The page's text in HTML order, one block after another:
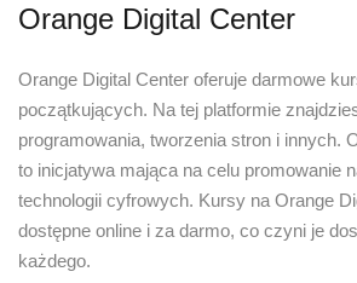
Orange Digital Center
Orange Digital Center oferuje darmowe
początkujących. Na tej platformie
programowania, tworzenia stron i innych.
to inicjatywa mająca na celu promowanie
technologii cyfrowych. Kursy na Orange
dostępne online i za darmo, co czyni je
każdego.